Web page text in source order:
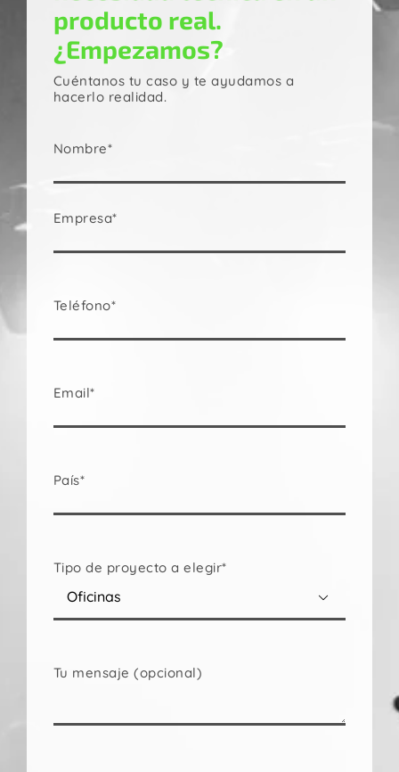
producto real.
¿Empezamos?
Cuéntanos tu caso y te ayudamos a
hacerlo realidad.
Nombre*
Empresa*
Teléfono*
Email*
País*
Tipo de proyecto a elegir*

Tu mensaje (opcional)